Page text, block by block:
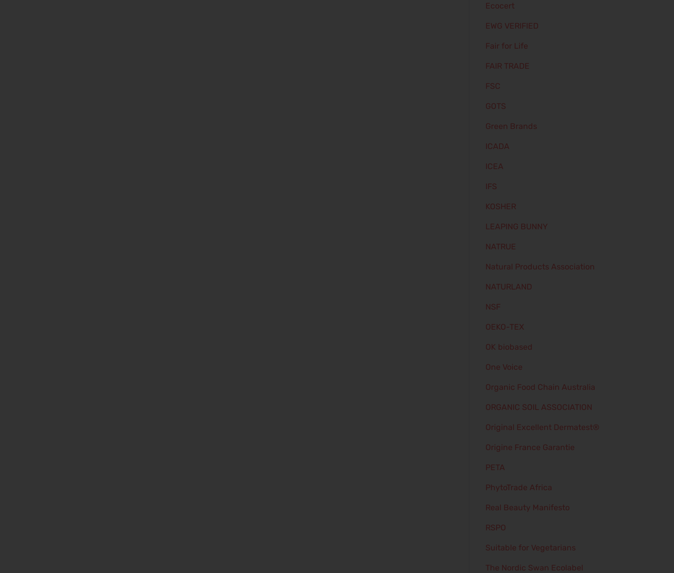
Ecocert
EWG VERIFIED
Fair for Life
FAIR TRADE
FSC
GOTS
Green Brands
ICADA
ICEA
IFS
KOSHER
LEAPING BUNNY
NATRUE
Natural Products Association
NATURLAND
NSF
OEKO-TEX
OK biobased
One Voice
Organic Food Chain Australia
ORGANIC SOIL ASSOCIATION
Original Excellent Dermatest®
Origine France Garantie
PETA
PhytoTrade Africa
Real Beauty Manifesto
RSPO
Suitable for Vegetarians
The Nordic Swan Ecolabel